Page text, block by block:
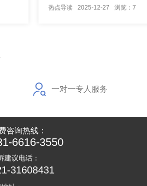
热点导读
2025-12-27 浏览：7
一对一专人服务
咨询热线：
6616-3550
建议电话：
31608431